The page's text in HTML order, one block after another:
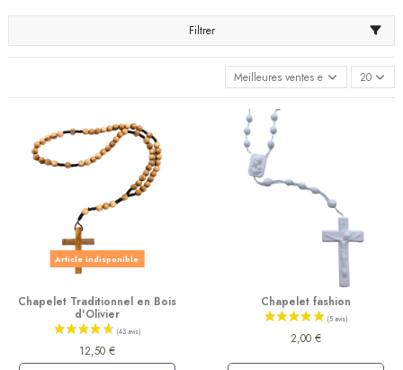
Filtrer
Meilleures ventes en premier
20
Article indisponible
Chapelet Traditionnel en Bois
d'Olivier
12,50 €
Chapelet fashion
2,00 €